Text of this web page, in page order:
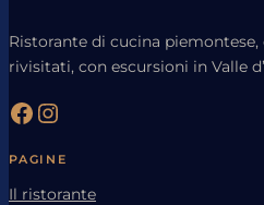
Ristorante di cucina
rivisitati, con escursioni in Valle
Facebook Instagram
PAGINE
Il ristorante